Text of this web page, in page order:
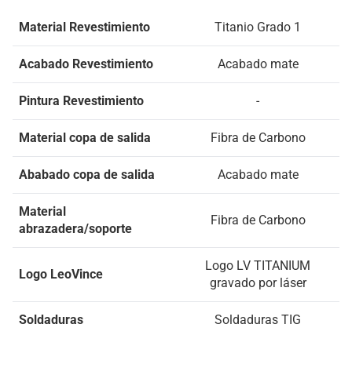
Material Revestimiento Titanio Grado 1
Acabado Revestimiento Acabado mate
Pintura Revestimiento -
Material copa de salida Fibra de Carbono
Ababado copa de salida Acabado mate
Material
abrazadera/soporte
Fibra de Carbono
Logo LeoVince
Logo LV TITANIUM
gravado por láser
Soldaduras Soldaduras TIG